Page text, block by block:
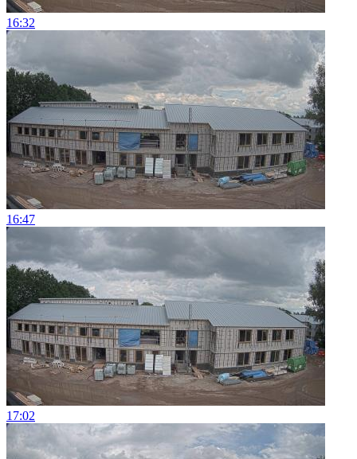
16:32
16:47
17:02